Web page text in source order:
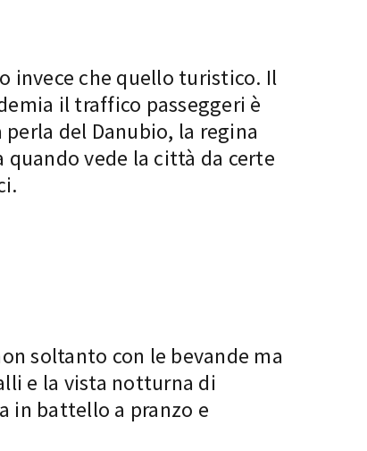
invece che quello turistico. Il
il traffico passeggeri è
del Danubio, la regina
vede la città da certe
soltanto con le bevande ma
e la vista notturna di
in battello a pranzo e